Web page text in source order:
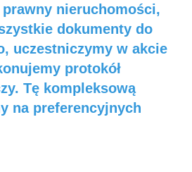
nieruchomości,
dokumenty do
uczestniczymy w akcie
protokół
Tę kompleksową
na preferencyjnych